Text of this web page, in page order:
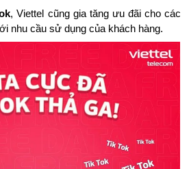
, Viettel cũng gia tăng ưu đãi cho các
nhu cầu sử dụng của khách hàng.